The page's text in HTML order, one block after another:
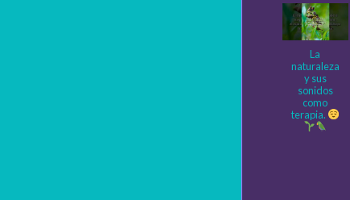
La
naturaleza
y sus
sonidos
como
terapia.